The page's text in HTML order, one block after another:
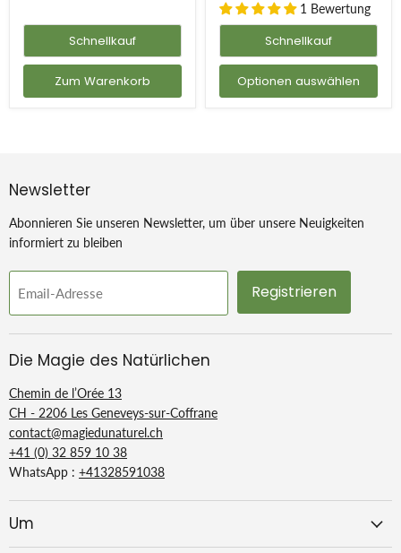
Schnellkauf
Zum Warenkorb
1 Bewertung
Schnellkauf
Optionen auswählen
Newsletter
Abonnieren Sie unseren Newsletter, um über unsere Neuigkeiten
informiert zu bleiben
Email-Adresse Registrieren
Die Magie des Natürlichen
Chemin de l’Orée 13
CH - 2206 Les Geneveys-sur-Coffrane
contact@magiedunaturel.ch
+41 (0) 32 859 10 38
WhatsApp : +41328591038
Um